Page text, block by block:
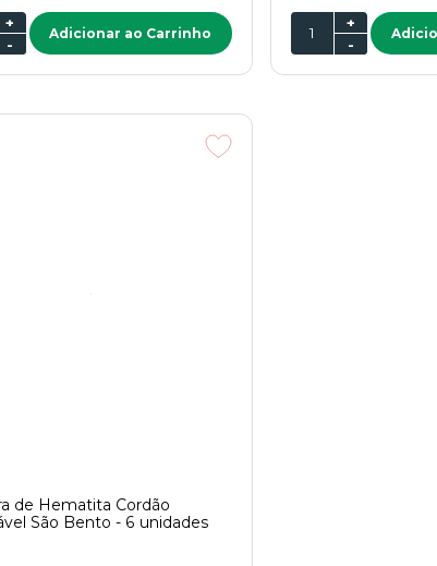
-
+
Adicionar ao Carrinho
-
+
de Hematita Cordão
São Bento - 6 unidades